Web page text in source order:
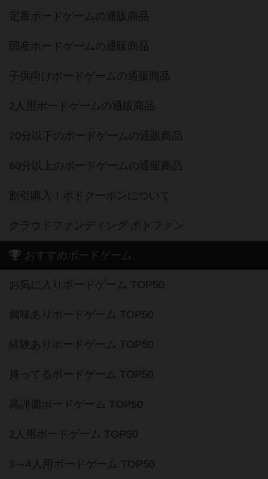
定番ボードゲームの通販商品
国産ボードゲームの通販商品
子供向けボードゲームの通販商品
2人用ボードゲームの通販商品
20分以下のボードゲームの通販商品
60分以上のボードゲームの通販商品
割引購入！ボドクーポンについて
クラウドファンディング ボドファン
おすすめボードゲーム
お気に入りボードゲーム TOP50
興味ありボードゲーム TOP50
経験ありボードゲーム TOP50
持ってるボードゲーム TOP50
高評価ボードゲーム TOP50
2人用ボードゲーム TOP50
3～4人用ボードゲーム TOP50